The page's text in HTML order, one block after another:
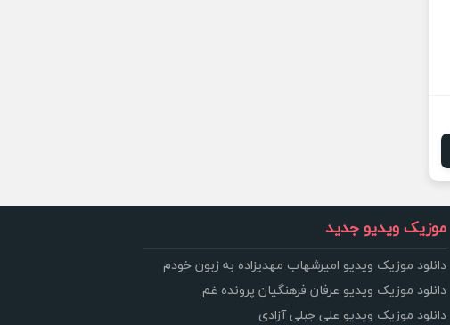
موزیک ویدیو جدید
دانلود موزیک ویدیو امیرشهاب مهدیزاده به زبون خودم
دانلود موزیک ویدیو عرفان فرهنگیان پرونده غم
دانلود موزیک ویدیو علی جبلی آزادی